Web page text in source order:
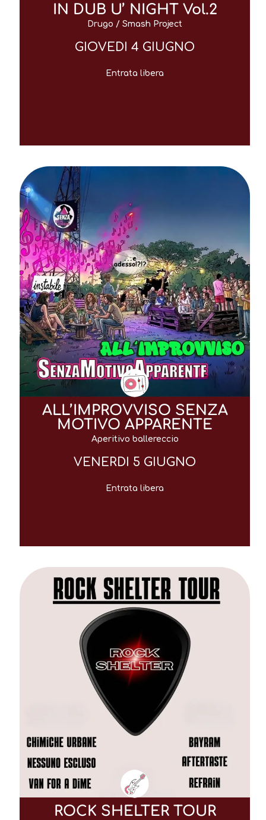
IN DUB U’ NIGHT Vol.2
Drugo / Smash Project
GIOVEDI 4 GIUGNO
Entrata libera
ALL’IMPROVVISO SENZA
MOTIVO APPARENTE
Aperitivo ballereccio
VENERDI 5 GIUGNO
Entrata libera
ROCK SHELTER TOUR